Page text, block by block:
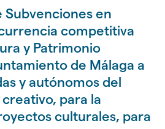
en
competitiva
y Patrimonio
de Málaga a
y autónomos del
para la
culturales, para